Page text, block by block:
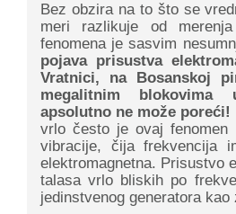
Bez obzira na to što se
meri razlikuje od
fenomena je sasvim
pojava prisustva
Vratnici, na Bosanskoj
megalitnim blokovima
apsolutno ne može poreći!
vrlo često je ovaj fenomen
vibracije, čija frekvencija
elektromagnetna. Prisustvo
talasa vrlo bliskih po
jedinstvenog generatora